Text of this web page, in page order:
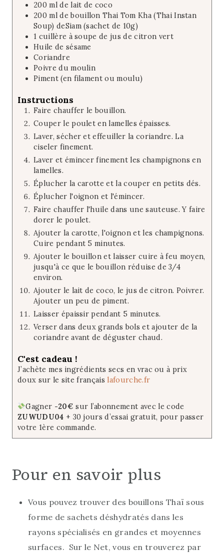
200 ml de lait de coco
200 ml de bouillon Thai Tom Kha (Thai Instan
Soup) deSiam (sachet de 10g)
1 cuillère à soupe de jus de citron vert
Huile de sésame
Coriandre
Poivre du moulin
Piment (en filament ou moulu)
Instructions
Faire chauffer le bouillon.
Couper le poulet en lamelles épaisses.
Laver, sécher et effeuiller la coriandre. La
ciseler finement.
Laver et émincer finement les champignons en
lamelles.
Éplucher la carotte et la couper en petits dés.
Éplucher l'oignon et l'émincer.
Faire chauffer l'huile dans une sauteuse. Y faire
dorer le poulet.
Ajouter la carotte, l'oignon et les champignons.
Cuire pendant 5 minutes.
Ajouter le bouillon et laisser cuire à feu moyen,
jusqu'à ce que le bouillon réduise de 3/4
environ.
Ajouter le lait de coco, le jus de citron. Poivrer.
Ajouter un peu de piment.
Laisser épaissir pendant 5 minutes.
Verser dans deux grands bols et ajouter de la
coriandre avant de déguster chaud.
C'est cadeau !
J’achète mes ingrédients secs en vrac ou à prix
doux sur le site françaislafourche.fr
Gagner -20€ sur l’abonnement avec le code
ZUWUDU04 + 30 jours d’essai gratuit, pour passer
votre 1ère commande.
Pour en savoir plus
Vous pouvez trouver des bouillons Thaï sous
forme de sachets déshydratés dans les
rayons spécialisés en grandes et moyennes
surfaces. Sur le Net, vous en trouverez par